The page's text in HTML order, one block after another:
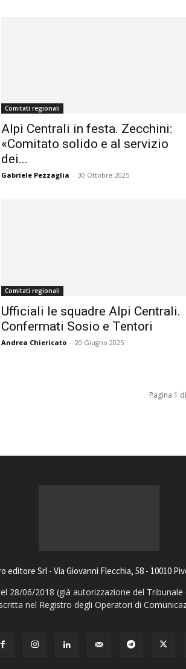
Comitati regionali
Alpi Centrali in festa. Zecchini:
«Comitato solido e al servizio
dei...
Gabriele Pezzaglia - 30 Ottobre 2025
Comitati regionali
Ufficiali le squadre Alpi Centrali.
Confermati Sosio e Tentori
Andrea Chiericato - 20 Giugno 2025
Pagina 1
editore Srl - Via Giovanni Flecchia, 58 - 10010
28/06/2018 (già autorizzazione del
nel Registro degli Operatori di